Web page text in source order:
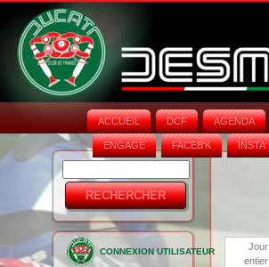
ACCUEIL DCF AGENDA
ENGAGE FACEB'K INSTA‘
Formulaire
de
recherche
CONNEXION UTILISATEUR
Jour
entier